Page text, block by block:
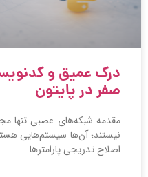
درک عمیق و
صفر در پایتون
مقدمه شبکه‌های عصبی تنها
نیستند؛ آن‌ها سیستم‌هایی
اصلاح تدریجی پارامترها